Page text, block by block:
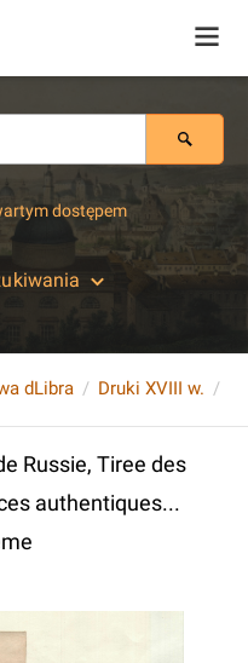
dostępem
dLibra Druki XVIII w.
Russie, Tiree des
authentiques...